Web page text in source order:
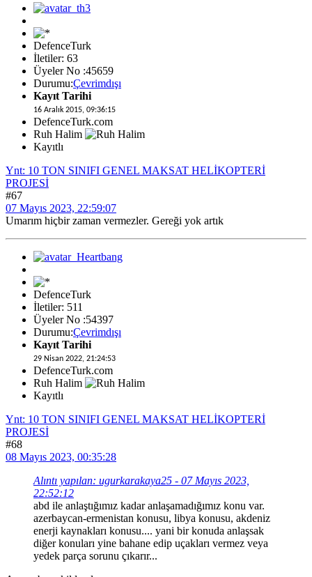
DefenceTurk
İletiler: 63
Üyeler No :45659
Durumu:Çevrimdışı
Kayıt Tarihi
16 Aralık 2015, 09:36:15
DefenceTurk.com
Ruh Halim
Kayıtlı
Ynt: 10 TON SINIFI GENEL MAKSAT HELİKOPTERİ
PROJESİ
#67
07 Mayıs 2023, 22:59:07
Umarım hiçbir zaman vermezler. Gereği yok artık
DefenceTurk
İletiler: 511
Üyeler No :54397
Durumu:Çevrimdışı
Kayıt Tarihi
29 Nisan 2022, 21:24:53
DefenceTurk.com
Ruh Halim
Kayıtlı
Ynt: 10 TON SINIFI GENEL MAKSAT HELİKOPTERİ
PROJESİ
#68
08 Mayıs 2023, 00:35:28
Alıntı yapılan: ugurkarakaya25 - 07 Mayıs 2023,
22:52:12
abd ile anlaştığımız kadar anlaşamadığımız konu var.
azerbaycan-ermenistan konusu, libya konusu, akdeniz
enerji kaynakları konusu.... yani bir konuda anlaşsak
diğer konuları yine bahane edip uçakları vermez veya
yedek parça sorunu çıkarır...